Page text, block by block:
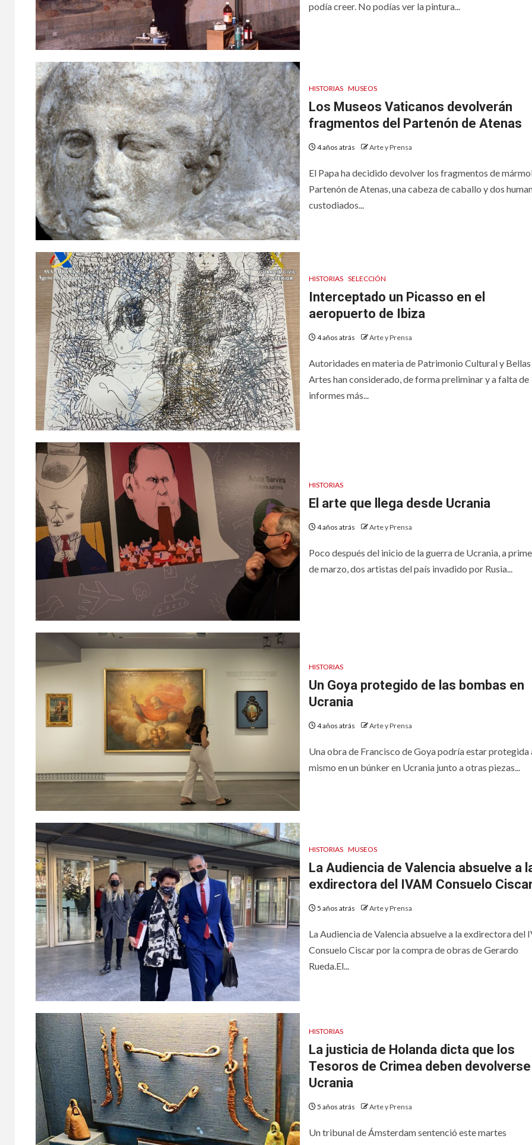
podía creer. No podías ver la pintura...
HISTORIAS MUSEOS
Los Museos Vaticanos devolverán
fragmentos del Partenón de Atenas
4 años atrás Arte y Prensa
El Papa ha decidido devolver los fragmentos de
Partenón de Atenas, una cabeza de caballo y dos
custodiados...
HISTORIAS SELECCIÓN
Interceptado un Picasso en el
aeropuerto de Ibiza
4 años atrás Arte y Prensa
Autoridades en materia de Patrimonio Cultural y Bellas
Artes han considerado, de forma preliminar y a falta de
informes más...
HISTORIAS
El arte que llega desde Ucrania
4 años atrás Arte y Prensa
Poco después del inicio de la guerra de Ucrania, a
de marzo, dos artistas del país invadido por Rusia...
HISTORIAS
Un Goya protegido de las bombas en
Ucrania
4 años atrás Arte y Prensa
Una obra de Francisco de Goya podría estar protegida
mismo en un búnker en Ucrania junto a otras piezas...
HISTORIAS MUSEOS
La Audiencia de Valencia absuelve a
exdirectora del IVAM Consuelo
5 años atrás Arte y Prensa
La Audiencia de Valencia absuelve a la exdirectora del
Consuelo Ciscar por la compra de obras de Gerardo
Rueda.El...
HISTORIAS
La justicia de Holanda dicta que los
Tesoros de Crimea deben
Ucrania
5 años atrás Arte y Prensa
Un tribunal de Ámsterdam sentenció este martes